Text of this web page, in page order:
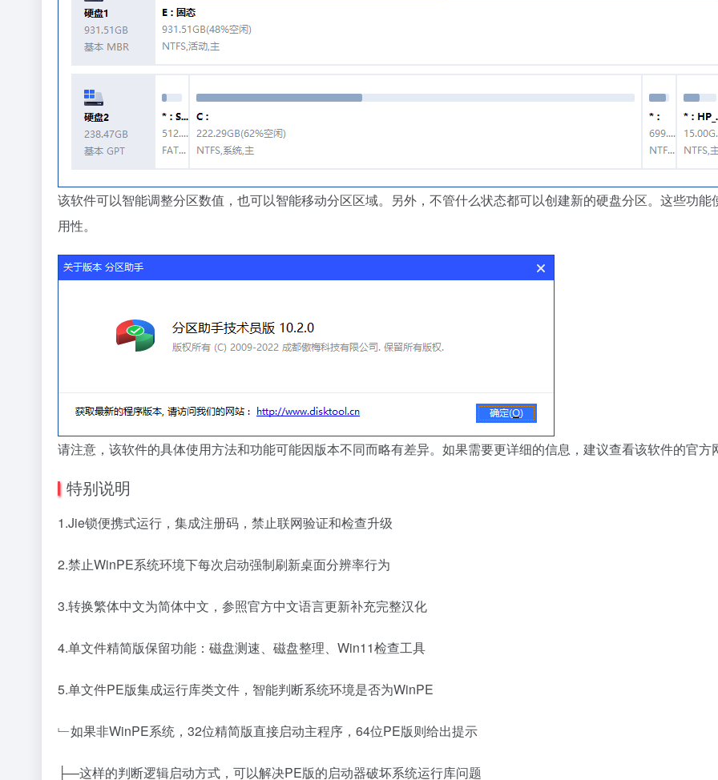
该软件可以智能调整分区数值，也可以智能移动分区区域。另外，不管什么状态都可以创建新的硬盘分区。这些功
用性。
请注意，该软件的具体使用方法和功能可能因版本不同而略有差异。如果需要更详细的信息，建议查看该软件的官方
特别说明
1.Jie锁便携式运行，集成注册码，禁止联网验证和检查升级
2.禁止WinPE系统环境下每次启动强制刷新桌面分辨率行为
3.转换繁体中文为简体中文，参照官方中文语言更新补充完整汉化
4.单文件精简版保留功能：磁盘测速、磁盘整理、Win11检查工具
5.单文件PE版集成运行库类文件，智能判断系统环境是否为WinPE
﹂如果非WinPE系统，32位精简版直接启动主程序，64位PE版则给出提示
├—这样的判断逻辑启动方式，可以解决PE版的启动器破坏系统运行库问题